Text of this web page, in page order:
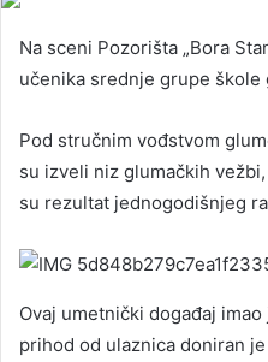
Na sceni Pozorišta „Bora
učenika srednje grupe škole
Pod stručnim vođstvom
su izveli niz glumačkih
su rezultat jednogodišnjeg
Ovaj umetnički događaj
prihod od ulaznica doniran